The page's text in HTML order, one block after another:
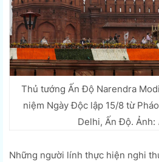
Thủ tướng Ấn Độ Narendra
niệm Ngày Độc lập 15/8 từ
Delhi, Ấn Độ. Ảnh:
Những người lính thực hiện nghi